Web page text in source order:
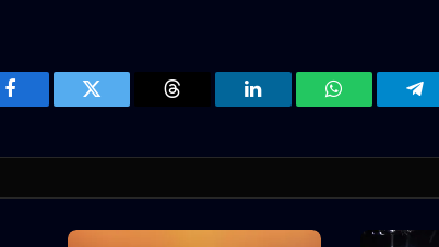
Facebook Twitter Threads LinkedIn WhatsApp